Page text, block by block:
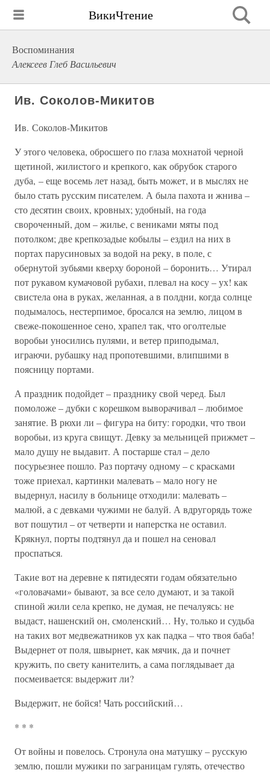
ВикиЧтение
Воспоминания
Алексеев Глеб Васильевич
Ив. Соколов-Микитов
Ив. Соколов-Микитов
У этого человека, обросшего по глаза мохнатой черной
щетиной, жилистого и крепкого, как обрубок старого
дуба, – еще восемь лет назад, быть может, и в мыслях не
было стать русским писателем. А была пахота и жнива –
сто десятин своих, кровных; удобный, на года
свороченный, дом – жилье, с вениками мяты под
потолком; две крепкозадые кобылы – ездил на них в
портах парусиновых за водой на реку, в поле, с
обернутой зубьями кверху бороной – боронить… Утирал
пот рукавом кумачовой рубахи, плевал на косу – ух! как
свистела она в руках, желанная, а в полдни, когда солнце
подымалось, нестерпимое, бросался на землю, лицом в
свеже-покошенное сено, храпел так, что оголтелые
воробьи уносились пулями, и ветер приподымал,
играючи, рубашку над пропотевшими, влипшими в
поясницу портами.
А праздник подойдет – празднику свой черед. Был
помоложе – дубки с корешком выворачивал – любимое
занятие. В рюхи ли – фигура на биту: городки, что твои
воробьи, из круга свищут. Девку за мельницей прижмет –
мало душу не выдавит. А постарше стал – дело
посурьезнее пошло. Раз портачу одному – с красками
тоже приехал, картинки малевать – мало ногу не
выдернул, насилу в больнице отходили: малевать –
малюй, а с девками чужими не балуй. А вдругорядь тоже
вот пошутил – от четверти и наперстка не оставил.
Крякнул, порты подтянул да и пошел на сеновал
проспаться.
Такие вот на деревне к пятидесяти годам обязательно
«головачами» бывают, за все село думают, и за такой
спиной жили села крепко, не думая, не печалуясь: не
выдаст, нашенский он, смоленский… Ну, только и судьба
на таких вот медвежатников ух как падка – что твоя баба!
Выдернет от поля, швырнет, как мячик, да и почнет
кружить, по свету канителить, а сама поглядывает да
посмеивается: выдержит ли?
Выдержит, не бойся! Чать российский…
* * *
От войны и повелось. Стронула она матушку – русскую
землю, пошли мужики по заграницам гулять, отечество